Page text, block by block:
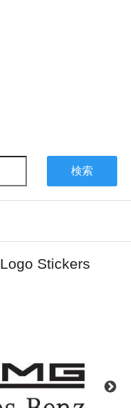
検索
Stickers